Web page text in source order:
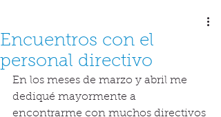
Encuentros con el
personal directivo
En los meses de marzo y abril me
dediqué mayormente a
encontrarme con muchos directivos